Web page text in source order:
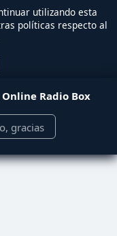
utilizando esta
políticas respecto al
Online Radio Box
gracias